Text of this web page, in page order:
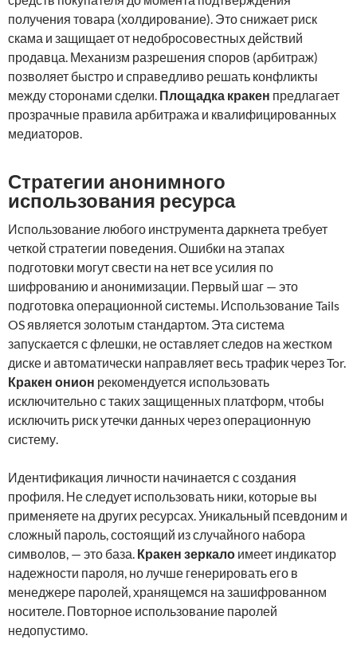
получения товара (холдирование). Это снижает риск
скама и защищает от недобросовестных действий
продавца. Механизм разрешения споров (арбитраж)
позволяет быстро и справедливо решать конфликты
между сторонами сделки. Площадка кракен предлагает
прозрачные правила арбитража и квалифицированных
медиаторов.
Стратегии анонимного
использования ресурса
Использование любого инструмента даркнета требует
четкой стратегии поведения. Ошибки на этапах
подготовки могут свести на нет все усилия по
шифрованию и анонимизации. Первый шаг — это
подготовка операционной системы. Использование Tails
OS является золотым стандартом. Эта система
запускается с флешки, не оставляет следов на жестком
диске и автоматически направляет весь трафик через Tor.
Кракен онион рекомендуется использовать
исключительно с таких защищенных платформ, чтобы
исключить риск утечки данных через операционную
систему.
Идентификация личности начинается с создания
профиля. Не следует использовать ники, которые вы
применяете на других ресурсах. Уникальный псевдоним и
сложный пароль, состоящий из случайного набора
символов, — это база. Кракен зеркало имеет индикатор
надежности пароля, но лучше генерировать его в
менеджере паролей, хранящемся на зашифрованном
носителе. Повторное использование паролей
недопустимо.